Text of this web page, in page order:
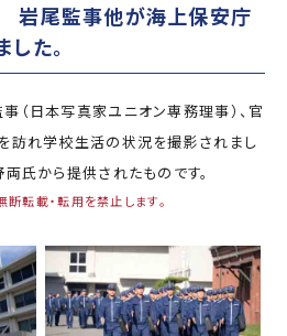
・環境の保全
「緊急通報ダイヤル118
日本港湾港
則集
ール
全に関する活
力
岩尾監事他が海上保安庁
た。
（日本写真家ユニオン専務理事）、官
訪れ学校生活の状況を撮影されまし
氏から提供されたものです。
転載・転用を禁止します。